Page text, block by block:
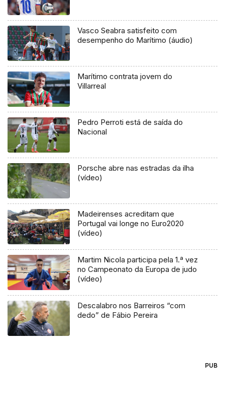
Vasco Seabra satisfeito com
desempenho do Marítimo (áudio)
Marítimo contrata jovem do
Villarreal
Pedro Perroti está de saída do
Nacional
Porsche abre nas estradas da ilha
(vídeo)
Madeirenses acreditam que
Portugal vai longe no Euro2020
(vídeo)
Martim Nicola participa pela 1.ª vez
no Campeonato da Europa de judo
(vídeo)
Descalabro nos Barreiros “com
dedo” de Fábio Pereira
PUB